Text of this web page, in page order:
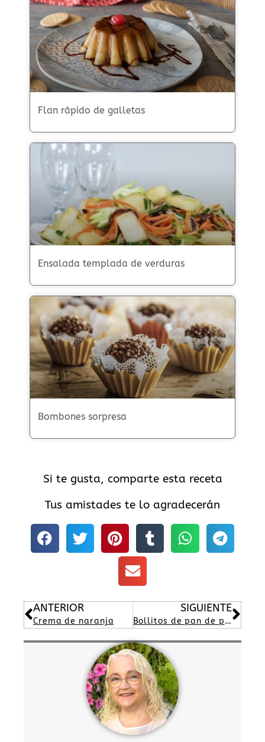
Flan rápido de galletas
Ensalada templada de verduras
Bombones sorpresa
Si te gusta, comparte esta receta
Tus amistades te lo agradecerán
Ant
ANTERIOR
Crema de naranja
SIGUIENTE
Bollitos de pan de pita